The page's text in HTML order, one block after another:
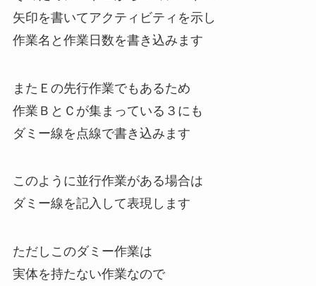
矢印を書いてアクティビティを示し
作業名と作業日数を書き込みます
またＥの先行作業でもあるため
作業ＢとＣが集まっている３にも
ダミー線を点線で書き込みます
このように並行作業がある場合は
ダミー線を記入して表現します
ただしこのダミー作業は
実体を持たない作業なので